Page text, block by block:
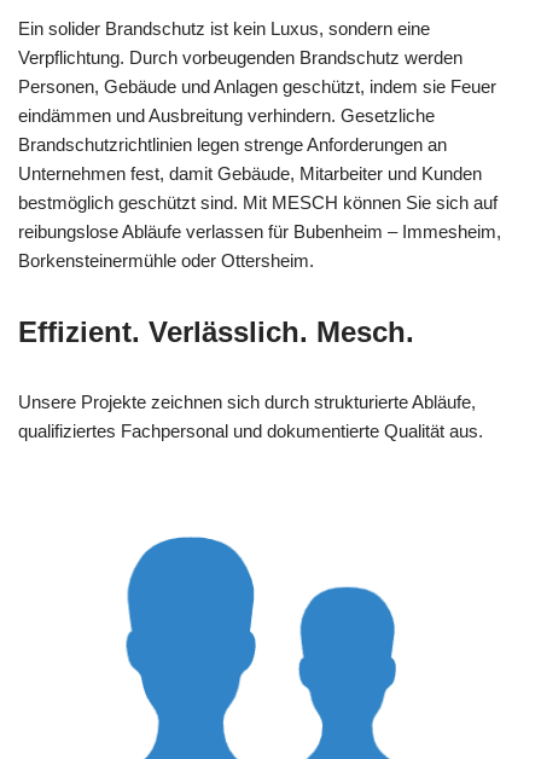
Ein solider Brandschutz ist kein Luxus, sondern eine
Verpflichtung. Durch vorbeugenden Brandschutz werden
Personen, Gebäude und Anlagen geschützt, indem sie Feuer
eindämmen und Ausbreitung verhindern. Gesetzliche
Brandschutzrichtlinien legen strenge Anforderungen an
Unternehmen fest, damit Gebäude, Mitarbeiter und Kunden
bestmöglich geschützt sind. Mit MESCH können Sie sich auf
reibungslose Abläufe verlassen für Bubenheim – Immesheim,
Borkensteinermühle oder Ottersheim.
Effizient. Verlässlich. Mesch.
Unsere Projekte zeichnen sich durch strukturierte Abläufe,
qualifiziertes Fachpersonal und dokumentierte Qualität aus.